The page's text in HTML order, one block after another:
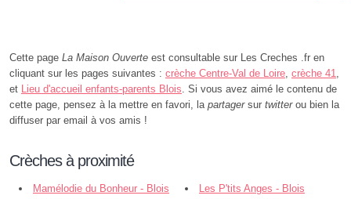
Cette page La Maison Ouverte est consultable sur Les Creches .fr en
cliquant sur les pages suivantes : crèche Centre-Val de Loire, crèche 41,
et Lieu d'accueil enfants-parents Blois. Si vous avez aimé le contenu de
cette page, pensez à la mettre en favori, la partagersur twitterou bien la
diffuser par email à vos amis !
Crèches à proximité
Mamélodie du Bonheur - Blois
Les P'tits Anges - Blois